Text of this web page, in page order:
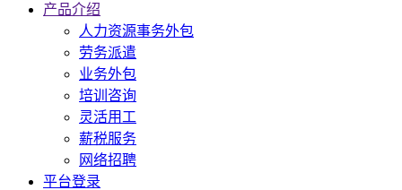
产品介绍
人力资源事务外包
劳务派遣
业务外包
培训咨询
灵活用工
薪税服务
网络招聘
平台登录